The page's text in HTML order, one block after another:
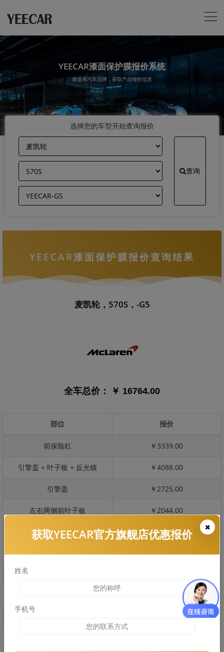
YEECAR漆面保护膜报价系统
请选择汽车品牌，获取产品报价信息
选择您的车型开始查询报价
查询
YEECAR漆面保护膜报价查询结果
麦凯轮，570S，-G5
全车总价： ￥ 16764.00
部位 报价
前保险杠 ￥3339.00
引擎盖 + 叶子板 + 反光镜 ￥4088.00
引擎盖 ￥2725.00
左右两侧前叶子板 ￥2044.00
反光镜 ￥409.00
后保险杠 ￥3668.00
￥6128.00
￥2443.00
获取YEECAR官方旗舰店优惠报价
姓名
手机号